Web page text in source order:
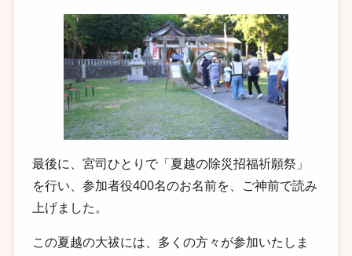
最後に、宮司ひとりで「夏越の除災招福祈願祭」
を行い、参加者役400名のお名前を、ご神前で読み
上げました。
この夏越の大祓には、多くの方々が参加いたしま